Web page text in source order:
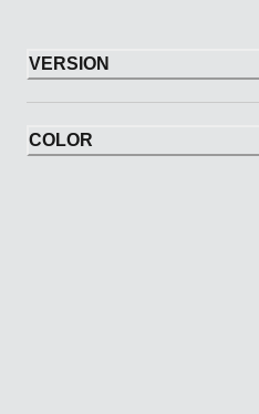
VERSION
COLOR